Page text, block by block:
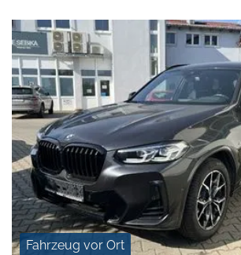
Fahrzeug vor Ort